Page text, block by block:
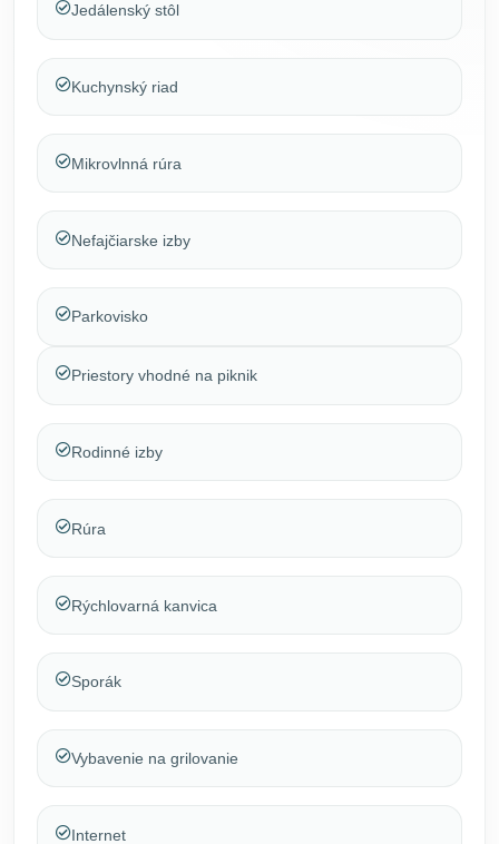
Jedálenský stôl
Kuchynský riad
Mikrovlnná rúra
Nefajčiarske izby
Parkovisko
Priestory vhodné na piknik
Rodinné izby
Rúra
Rýchlovarná kanvica
Sporák
Vybavenie na grilovanie
Internet